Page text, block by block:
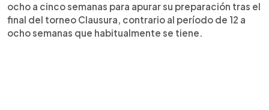
ocho a cinco semanas para apurar su preparación tras el
final del torneo Clausura, contrario al período de 12 a
ocho semanas que habitualmente se tiene.